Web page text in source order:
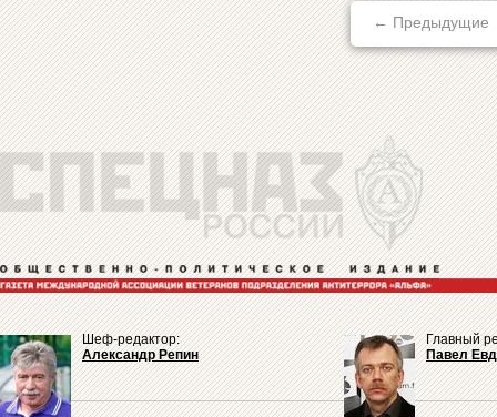
← Предыдущие
Шеф-редактор:
Александр Репин
Главный
Павел